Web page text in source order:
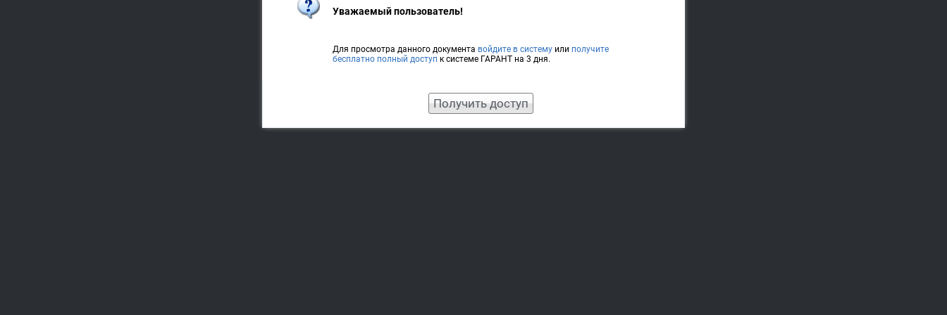
Уважаемый пользователь!
Для просмотра данного документа войдите в систему или получите
бесплатно полный доступ к системе ГАРАНТ на 3 дня.
Получить доступ